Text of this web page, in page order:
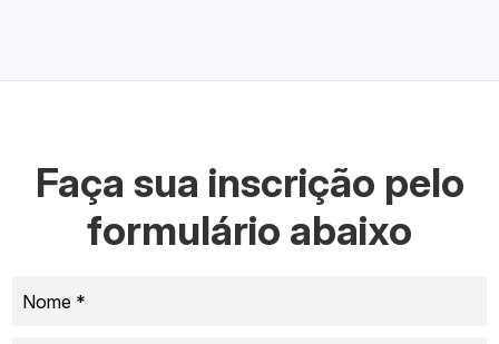
Faça sua inscrição pelo
formulário abaixo